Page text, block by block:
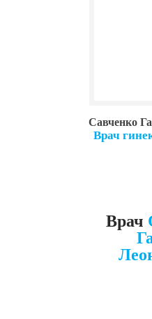
Савченко
Врач
Врач